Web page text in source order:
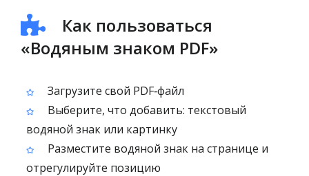
Как пользоваться
«Водяным знаком PDF»
Загрузите свой PDF‑файл
Выберите, что добавить: текстовый
водяной знак или картинку
Разместите водяной знак на странице и
отрегулируйте позицию